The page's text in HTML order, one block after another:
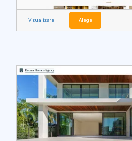
Vizualizare Alege